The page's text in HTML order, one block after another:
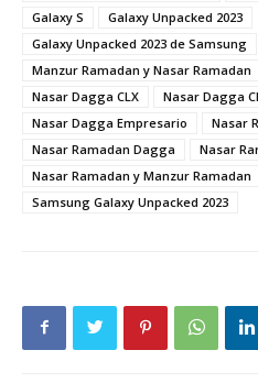
Galaxy S
Galaxy Unpacked 2023
Galaxy Unpacked 2023 de Samsung
Manzur Ramadan y Nasar Ramadan
Nasar Dagga CLX
Nasar Dagga
Nasar Dagga Empresario
Nasar
Nasar Ramadan Dagga
Nasar
Nasar Ramadan y Manzur Ramadan
Samsung Galaxy Unpacked 2023